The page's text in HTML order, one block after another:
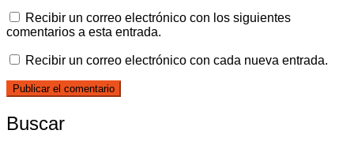
Recibir un correo electrónico con los siguientes
comentarios a esta entrada.
Recibir un correo electrónico con cada nueva entrada.
Buscar